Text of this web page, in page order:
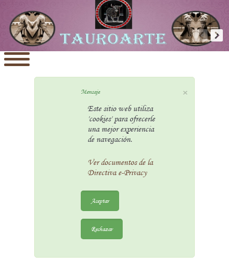
×
Mensaje
Este sitio web utiliza
'cookies' para ofrecerle
una mejor experiencia
de navegación.
Ver documentos de la
Directiva e-Privacy
Aceptar
Rechazar